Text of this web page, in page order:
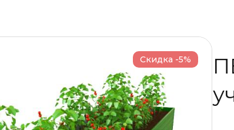
Скидка -5%